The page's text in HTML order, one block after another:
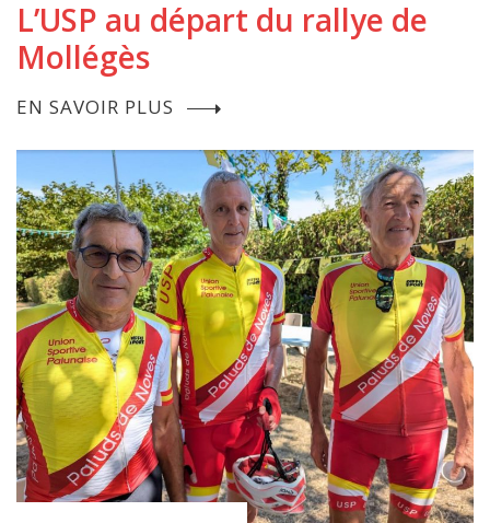
L’USP au départ du rallye de
Mollégès
EN SAVOIR PLUS